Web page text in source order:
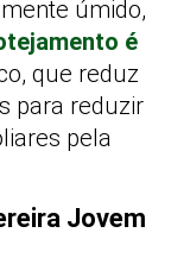
úmido,
é
que reduz
para reduzir
pela
Jovem